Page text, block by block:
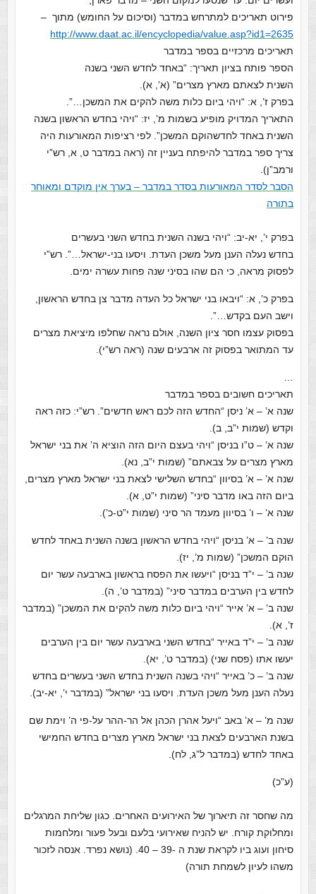
פירוט תאריכים למתרחש במדבר (וסיכום על החומש) מתוך –
http://www.daat.ac.il/encyclopedia/value.asp?id1=2635
תאריכים מרכזיים בספר במדבר
הספר פותח בציון תאריך: “באחד לחדש השני בשנה
השנית לצאתם מארץ מצרים” (א’, א).
בפרק ז’, א: “ויהי ביום כלות משה להקים את המשכן…”.
התאריך המדויק מופיע בשמות מ’, יז: “ויהי בחדש הראשון בשנה
השנית באחד לחדשהוקם המשכן”. לפי רציפות המאורעות היה
צריך ספר במדבר להיפתח בעניין זה (ראה במדבר ט, א, רש”י
ורמב”ן).
הסבר לסדר המאורעות בסדר במדבר – בערך אין מוקדם ומאוחר
בתורה
בפרק י’, יא-יב: “ויהי בשנה השנית בחדש השני בעשרים
בחדש נעלה הענן מעל משכן העדת. ויסעו בני-ישראל…”. רש”י
לפסוק מראה, כי הם שהו בסיני שנה פחות עשרה ימים.
בפרק כ’, א: “ויבאו בני ישראל כל העדה מדבר צן בחדש הראשון,
וישב העם בקדש…”.
בפסוק עצמו חסר ציון השנה, אולם נראה שחלפו מיציאת מצרים
עד המתואר בפסוק זה ארבעים שנה (ראה רש”י).
תאריכים חשובים בספר במדבר
שנה א’ – א’ ניסן “החדש הזה לכם ראש חדשים”. רש”י: כזה ראה
וקדש (שמות י”ב, ב).
שנה א’ – ט”ו בניסן “ויהי בעצם היום הזה הוציא ה’ את בני ישראל
מארץ מצרים על צבאתם” (שמות י”ב, נא).
שנה א’ – א’ בסיוון “בחדש השלישי לצאת בני ישראל מארץ מצרים,
ביום הזה באו מדבר סיני” (שמות י”ט, א).
שנה א’ – ו’ בסיוון מעמד הר סיני (שמות י”ט-כ’).
שנה ב’ – א’ בניסן “ויהי בחדש הראשון בשנה השנית באחד לחדש
הוקם המשכן” (שמות מ’, יז).
שנה ב’ – י”ד בניסן “ויעשו את הפסח בראשון בארבעה עשר יום
לחדש בין הערבים במדבר סיני” (במדבר ט’, ה).
שנה ב’ – א’ אייר “ויהי ביום כלות משה להקים את המשכן” (במדבר
ז’, א).
שנה ב’ – י”ד באייר “בחדש השני בארבעה עשר יום בין הערבים
יעשו אתו (פסח שני) (במדבר ט’, יא).
שנה ב’ – כ’ באייר “ויהי בשנה השנית בחדש השני בעשרים בחדש
נעלה הענן מעל משכן העדת. ויסעו בני ישראל” (במדבר י’, יא-יב).
שנה מ’ – א’ באב “ויעל אהרן הכהן אל הר-ההר על-פי ה’ וימת שם
בשנת הארבעים לצאת בני ישראל מארץ מצרים בחדש החמישי
באחד לחדש (במדבר ל”ג, לח).
(ע”כ)
מה שחסר זה תיארוך של האירועים האחרים. כגון שליחת המרגלים
ומחלוקת קורח. יש להניח שאירועי בלעם ובעל פעור ומלחמות
סיחון ועוג ביו לקראת שנת ה -39 – 40. (נושא נפרד. אנסה לזכור
משהו לעיון לשמחת תורה)